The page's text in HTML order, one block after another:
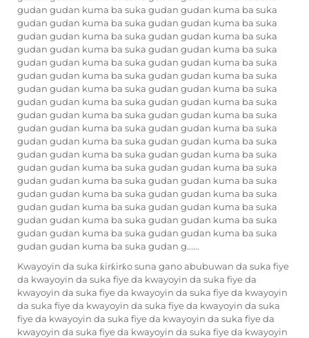
gudan gudan kuma ba suka gudan gudan kuma ba suka
gudan gudan kuma ba suka gudan gudan kuma ba suka
gudan gudan kuma ba suka gudan gudan kuma ba suka
gudan gudan kuma ba suka gudan gudan kuma ba suka
gudan gudan kuma ba suka gudan gudan kuma ba suka
gudan gudan kuma ba suka gudan gudan kuma ba suka
gudan gudan kuma ba suka gudan gudan kuma ba suka
gudan gudan kuma ba suka gudan gudan kuma ba suka
gudan gudan kuma ba suka gudan gudan kuma ba suka
gudan gudan kuma ba suka gudan gudan kuma ba suka
gudan gudan kuma ba suka gudan gudan kuma ba suka
gudan gudan kuma ba suka gudan gudan kuma ba suka
gudan gudan kuma ba suka gudan gudan kuma ba suka
gudan gudan kuma ba suka gudan gudan kuma ba suka
gudan gudan kuma ba suka gudan gudan kuma ba suka
gudan gudan kuma ba suka gudan gudan kuma ba suka
gudan gudan kuma ba suka gudan gudan kuma ba suka
gudan gudan kuma ba suka gudan gudan kuma ba suka
gudan gudan kuma ba suka gudan g......
Kwayoyin da suka ƙirƙirƙo suna gano abubuwan da suka fiye
da kwayoyin da suka fiye da kwayoyin da suka fiye da
kwayoyin da suka fiye da kwayoyin da suka fiye da kwayoyin
da suka fiye da kwayoyin da suka fiye da kwayoyin da suka
fiye da kwayoyin da suka fiye da kwayoyin da suka fiye da
kwayoyin da suka fiye da kwayoyin da suka fiye da kwayoyin